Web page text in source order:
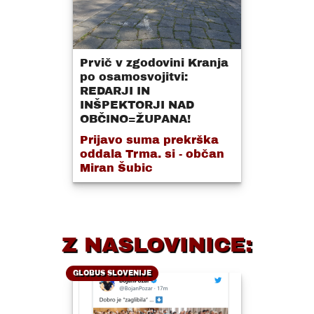
Prvič v zgodovini Kranja
po osamosvojitvi:
REDARJI IN
INŠPEKTORJI NAD
OBČINO=ŽUPANA!
Prijavo suma prekrška
oddala Trma. si - občan
Miran Šubic
Z NASLOVINICE:
GLOBUS SLOVENIJE